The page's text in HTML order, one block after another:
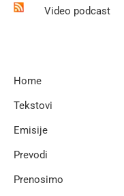
Video podcast
Home
Tekstovi
Emisije
Prevodi
Prenosimo